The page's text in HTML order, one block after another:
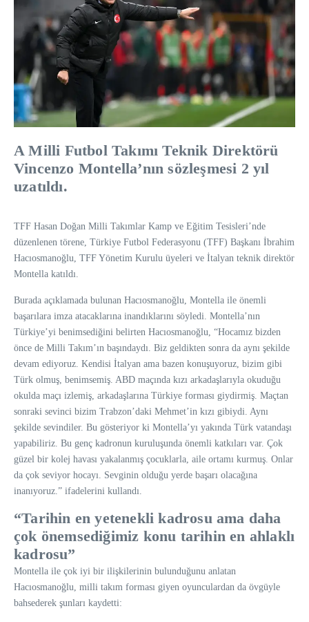
A Milli Futbol Takımı Teknik Direktörü
Vincenzo Montella’nın sözleşmesi 2 yıl
uzatıldı.
TFF Hasan Doğan Milli Takımlar Kamp ve Eğitim Tesisleri’nde
düzenlenen törene, Türkiye Futbol Federasyonu (TFF) Başkanı İbrahim
Hacıosmanoğlu, TFF Yönetim Kurulu üyeleri ve İtalyan teknik direktör
Montella katıldı.
Burada açıklamada bulunan Hacıosmanoğlu, Montella ile önemli
başarılara imza atacaklarına inandıklarını söyledi. Montella’nın
Türkiye’yi benimsediğini belirten Hacıosmanoğlu, “Hocamız bizden
önce de Milli Takım’ın başındaydı. Biz geldikten sonra da aynı şekilde
devam ediyoruz. Kendisi İtalyan ama bazen konuşuyoruz, bizim gibi
Türk olmuş, benimsemiş. ABD maçında kızı arkadaşlarıyla okuduğu
okulda maçı izlemiş, arkadaşlarına Türkiye forması giydirmiş. Maçtan
sonraki sevinci bizim Trabzon’daki Mehmet’in kızı gibiydi. Aynı
şekilde sevindiler. Bu gösteriyor ki Montella’yı yakında Türk vatandaşı
yapabiliriz. Bu genç kadronun kuruluşunda önemli katkıları var. Çok
güzel bir kolej havası yakalanmış çocuklarla, aile ortamı kurmuş. Onlar
da çok seviyor hocayı. Sevginin olduğu yerde başarı olacağına
inanıyoruz.” ifadelerini kullandı.
“Tarihin en yetenekli kadrosu ama daha
çok önemsediğimiz konu tarihin en ahlaklı
kadrosu”
Montella ile çok iyi bir ilişkilerinin bulunduğunu anlatan
Hacıosmanoğlu, milli takım forması giyen oyunculardan da övgüyle
bahsederek şunları kaydetti: